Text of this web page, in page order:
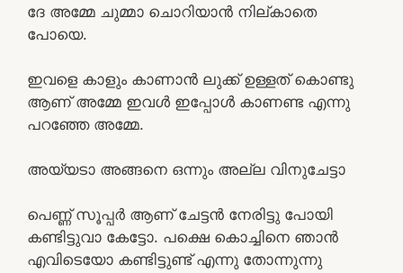
ദേ അമ്മേ ചുമ്മാ ചൊറിയാൻ നില്കാതെ
പോയെ.
ഇവളെ കാളും കാണാൻ ലുക്ക് ഉള്ളത് കൊണ്ടു
ആണ് അമ്മേ ഇവൾ ഇപ്പോൾ കാണണ്ട എന്നു
പറഞ്ഞേ അമ്മേ.
അയ്യടാ അങ്ങനെ ഒന്നും അല്ല വിനുചേട്ടാ
പെണ്ണ് സൂപ്പർ ആണ് ചേട്ടൻ നേരിട്ടു പോയി
കണ്ടിട്ടുവാ കേട്ടോ. പക്ഷെ കൊച്ചിനെ ഞാൻ
എവിടെയോ കണ്ടിട്ടുണ്ട് എന്നു തോന്നുന്നു